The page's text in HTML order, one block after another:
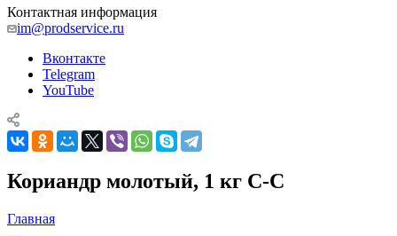
Контактная информация
im@prodservice.ru
Вконтакте
Telegram
YouTube
Кориандр молотый, 1 кг С-С
Главная